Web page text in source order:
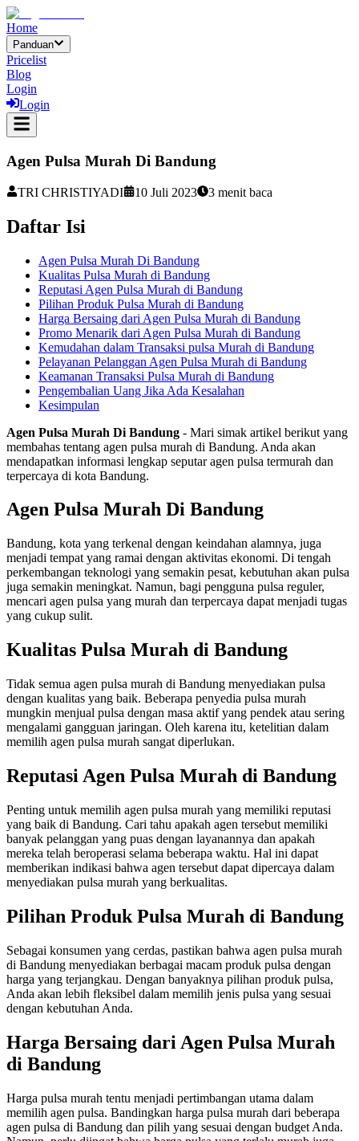
Home
Panduan
Pricelist
Blog
Login
Login
Agen Pulsa Murah Di Bandung
TRI CHRISTIYADI 10 Juli 2023 3 menit baca
Daftar Isi
Agen Pulsa Murah Di Bandung
Kualitas Pulsa Murah di Bandung
Reputasi Agen Pulsa Murah di Bandung
Pilihan Produk Pulsa Murah di Bandung
Harga Bersaing dari Agen Pulsa Murah di Bandung
Promo Menarik dari Agen Pulsa Murah di Bandung
Kemudahan dalam Transaksi pulsa Murah di Bandung
Pelayanan Pelanggan Agen Pulsa Murah di Bandung
Keamanan Transaksi Pulsa Murah di Bandung
Pengembalian Uang Jika Ada Kesalahan
Kesimpulan
Agen Pulsa Murah Di Bandung - Mari simak artikel berikut yang
membahas tentang agen pulsa murah di Bandung. Anda akan
mendapatkan informasi lengkap seputar agen pulsa termurah dan
terpercaya di kota Bandung.
Agen Pulsa Murah Di Bandung
Bandung, kota yang terkenal dengan keindahan alamnya, juga
menjadi tempat yang ramai dengan aktivitas ekonomi. Di tengah
perkembangan teknologi yang semakin pesat, kebutuhan akan pulsa
juga semakin meningkat. Namun, bagi pengguna pulsa reguler,
mencari agen pulsa yang murah dan terpercaya dapat menjadi tugas
yang cukup sulit.
Kualitas Pulsa Murah di Bandung
Tidak semua agen pulsa murah di Bandung menyediakan pulsa
dengan kualitas yang baik. Beberapa penyedia pulsa murah
mungkin menjual pulsa dengan masa aktif yang pendek atau sering
mengalami gangguan jaringan. Oleh karena itu, ketelitian dalam
memilih agen pulsa murah sangat diperlukan.
Reputasi Agen Pulsa Murah di Bandung
Penting untuk memilih agen pulsa murah yang memiliki reputasi
yang baik di Bandung. Cari tahu apakah agen tersebut memiliki
banyak pelanggan yang puas dengan layanannya dan apakah
mereka telah beroperasi selama beberapa waktu. Hal ini dapat
memberikan indikasi bahwa agen tersebut dapat dipercaya dalam
menyediakan pulsa murah yang berkualitas.
Pilihan Produk Pulsa Murah di Bandung
Sebagai konsumen yang cerdas, pastikan bahwa agen pulsa murah
di Bandung menyediakan berbagai macam produk pulsa dengan
harga yang terjangkau. Dengan banyaknya pilihan produk pulsa,
Anda akan lebih fleksibel dalam memilih jenis pulsa yang sesuai
dengan kebutuhan Anda.
Harga Bersaing dari Agen Pulsa Murah
di Bandung
Harga pulsa murah tentu menjadi pertimbangan utama dalam
memilih agen pulsa. Bandingkan harga pulsa murah dari beberapa
agen pulsa di Bandung dan pilih yang sesuai dengan budget Anda.